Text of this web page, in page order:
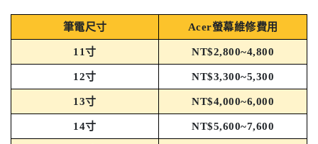
筆電尺寸 Acer螢幕維修費用
11寸 NT$2,800~4,800
12寸 NT$3,300~5,300
13寸 NT$4,000~6,000
14寸 NT$5,600~7,600